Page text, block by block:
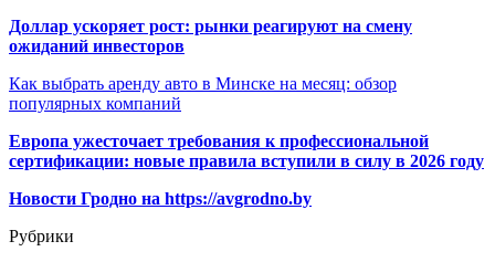
Доллар ускоряет рост: рынки реагируют на смену
ожиданий инвесторов
Как выбрать аренду авто в Минске на месяц: обзор
популярных компаний
Европа ужесточает требования к профессиональной
сертификации: новые правила вступили в силу в 2026 году
Новости Гродно на https://avgrodno.by
Рубрики